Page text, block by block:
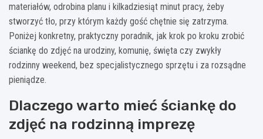
materiałów, odrobina planu i kilkadziesiąt minut pracy, żeby
stworzyć tło, przy którym każdy gość chętnie się zatrzyma.
Poniżej konkretny, praktyczny poradnik, jak krok po kroku zrobić
ściankę do zdjęć na urodziny, komunię, święta czy zwykły
rodzinny weekend, bez specjalistycznego sprzętu i za rozsądne
pieniądze.
Dlaczego warto mieć ściankę do
zdjęć na rodzinną imprezę